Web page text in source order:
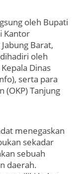
oleh Bupati
Kantor
Barat,
oleh
Dinas
serta para
(OKP) Tanjung
menegaskan
sekadar
sebuah
daerah.